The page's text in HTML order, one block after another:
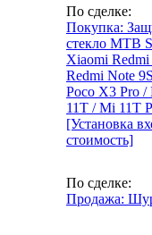
По сделке:
Покупка:
стекло MTB
Xiaomi
Redmi Note
Poco X3 Pro
11T / Mi 11T
[Установка
стоимость]
По сделке:
Продажа: